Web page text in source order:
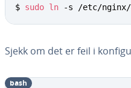
$ sudo ln -s /etc/nginx/
Sjekk om det er feil i
bash